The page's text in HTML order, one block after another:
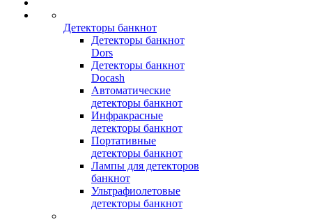
Детекторы банкнот
Детекторы банкнот
Dors
Детекторы банкнот
Docash
Автоматические
детекторы банкнот
Инфракрасные
детекторы банкнот
Портативные
детекторы банкнот
Лампы для детекторов
банкнот
Ультрафиолетовые
детекторы банкнот